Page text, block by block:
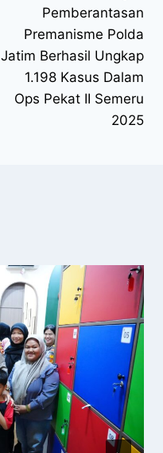
Pemberantasan
Premanisme Polda
Jatim Berhasil Ungkap
1.198 Kasus Dalam
Ops Pekat II Semeru
2025